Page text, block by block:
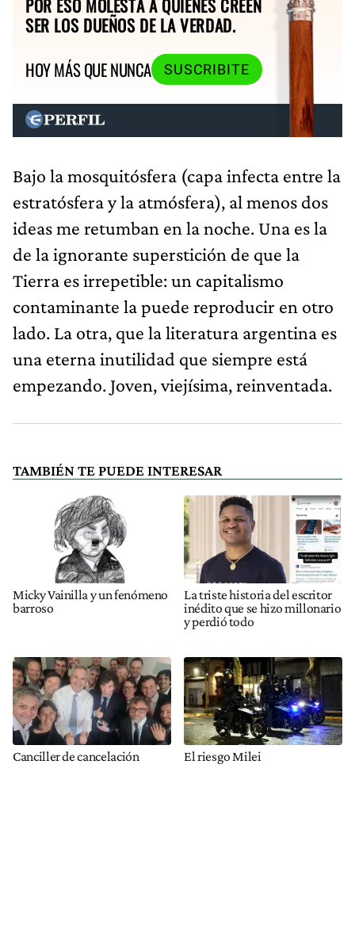
POR ESO MOLESTA A QUIENES CREEN
SER LOS DUEÑOS DE LA VERDAD.
HOY MÁS QUE NUNCA
SUSCRIBITE
Bajo la mosquitósfera (capa infecta entre la
estratósfera y la atmósfera), al menos dos
ideas me retumban en la noche. Una es la
de la ignorante superstición de que la
Tierra es irrepetible: un capitalismo
contaminante la puede reproducir en otro
lado. La otra, que la literatura argentina es
una eterna inutilidad que siempre está
empezando. Joven, viejísima, reinventada.
TAMBIÉN TE PUEDE INTERESAR
Micky Vainilla y un fenómeno
barroso
La triste historia del escritor
inédito que se hizo millonario
y perdió todo
Canciller de cancelación El riesgo Milei